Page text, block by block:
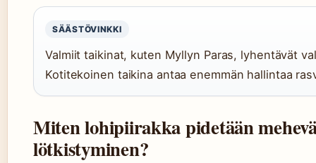
SÄÄSTÖVINKKI
Valmiit taikinat, kuten Myllyn Paras, lyhentävät
Kotitekoinen taikina antaa enemmän hallintaa
Miten lohipiirakka pidetään
lötkistyminen?